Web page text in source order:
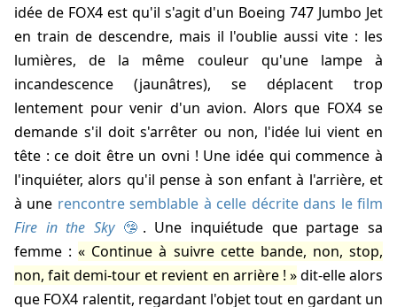
idée de FOX4 est qu'il s'agit d'un Boeing 747 Jumbo Jet
en train de descendre, mais il l'oublie aussi vite : les
lumières, de la même couleur qu'une lampe à
incandescence (jaunâtres), se déplacent trop
lentement pour venir d'un avion. Alors que FOX4 se
demande s'il doit s'arrêter ou non, l'idée lui vient en
tête : ce doit être un ovni ! Une idée qui commence à
l'inquiéter, alors qu'il pense à son enfant à l'arrière, et
à une rencontre semblable à celle décrite dans le film
Fire in the Sky
. Une inquiétude que partage sa
femme :
Continue à suivre cette bande, non, stop,
non, fait demi-tour et revient en arrière ! dit-elle alors
que FOX4 ralentit, regardant l'objet tout en gardant un